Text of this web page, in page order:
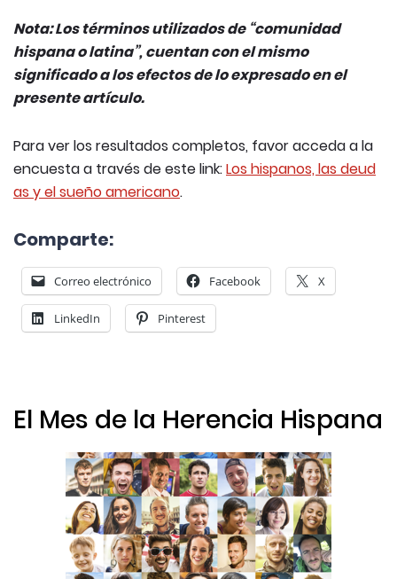
Nota: Los términos utilizados de “comunidad
hispana o latina”, cuentan con el mismo
significado a los efectos de lo expresado en el
presente artículo.
Para ver los resultados completos, favor acceda a la
encuesta a través de este link:Los hispanos, las deud
as y el sueño americano.
Comparte:
Correo electrónico Facebook X
LinkedIn Pinterest
El Mes de la Herencia Hispana